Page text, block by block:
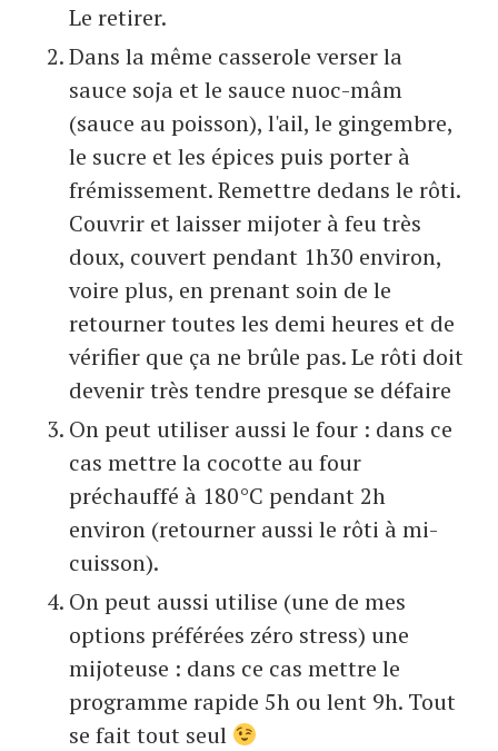
Le retirer.
Dans la même casserole verser la
sauce soja et le sauce nuoc-mâm
(sauce au poisson), l'ail, le gingembre,
le sucre et les épices puis porter à
frémissement. Remettre dedans le rôti.
Couvrir et laisser mijoter à feu très
doux, couvert pendant 1h30 environ,
voire plus, en prenant soin de le
retourner toutes les demi heures et de
vérifier que ça ne brûle pas. Le rôti doit
devenir très tendre presque se défaire
On peut utiliser aussi le four : dans ce
cas mettre la cocotte au four
préchauffé à 180°C pendant 2h
environ (retourner aussi le rôti à mi-
cuisson).
On peut aussi utilise (une de mes
options préférées zéro stress) une
mijoteuse : dans ce cas mettre le
programme rapide 5h ou lent 9h. Tout
se fait tout seul